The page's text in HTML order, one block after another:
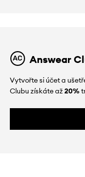
Answear
Vytvořte si účet a
Clubu získáte až20%